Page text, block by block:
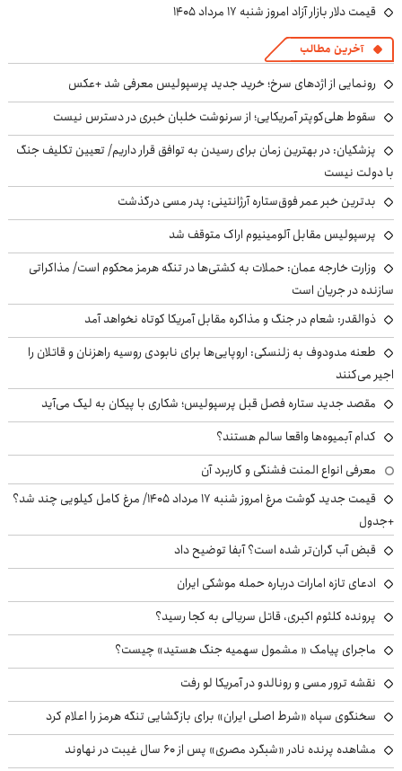
قیمت دلار بازار آزاد امروز شنبه ۱۷ مرداد ۱۴۰۵
آخرین مطالب
رونمایی از اژدهای سرخ؛ خرید جدید پرسپولیس معرفی شد +عکس
سقوط هلی‌کوپتر آمریکایی؛ از سرنوشت خلبان خبری در دسترس نیست
پزشکیان‌: در بهترین زمان برای رسیدن به توافق قرار داریم/ تعیین تکلیف جنگ
با دولت نیست
بدترین خبر عمر فوق‌ستاره آرژانتینی: پدر مسی درگذشت
پرسپولیس مقابل آلومینیوم اراک متوقف شد
وزارت خارجه عمان: حملات به کشتی‌ها در تنگه هرمز محکوم است/ مذاکراتی
سازنده در جریان است
ذوالقدر: شعام در جنگ و مذاکره مقابل آمریکا کوتاه نخواهد آمد
طعنه مدودوف به زلنسکی: اروپایی‌ها برای نابودی روسیه راهزنان و قاتلان را
اجیر می‌کنند
مقصد جدید ستاره فصل قبل پرسپولیس؛ شکاری با پیکان به لیگ می‌آید
کدام آبمیوه‌ها واقعا سالم هستند؟
معرفی انواع المنت فشنگی و کاربرد آن
قیمت جدید گوشت مرغ امروز شنبه ۱۷ مرداد ۱۴۰۵/ مرغ کامل کیلویی چند شد؟
+جدول
قبض آب گران‌تر شده است؟ آبفا توضیح داد
ادعای تازه امارات درباره حمله موشکی ایران
پرونده کلثوم اکبری، قاتل سریالی به کجا رسید؟
ماجرای پیامک « مشمول سهمیه جنگ هستید» چیست؟
نقشه ترور مسی و رونالدو در آمریکا لو رفت
سخنگوی سپاه «شرط اصلی ایران» برای بازگشایی تنگه هرمز را اعلام کرد
مشاهده پرنده نادر «شبگرد مصری» پس از ۶۰ سال غیبت در نهاوند